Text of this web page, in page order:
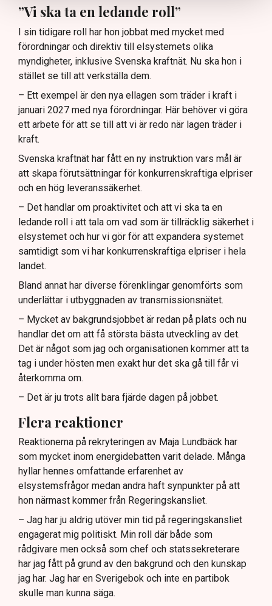
”Vi ska ta en ledande roll”
I sin tidigare roll har hon jobbat med mycket med
förordningar och direktiv till elsystemets olika
myndigheter, inklusive Svenska kraftnät. Nu ska hon i
stället se till att verkställa dem.
– Ett exempel är den nya ellagen som träder i kraft i
januari 2027 med nya förordningar. Här behöver vi göra
ett arbete för att se till att vi är redo när lagen träder i
kraft.
Svenska kraftnät har fått en ny instruktion vars mål är
att skapa förutsättningar för konkurrenskraftiga elpriser
och en hög leveranssäkerhet.
– Det handlar om proaktivitet och att vi ska ta en
ledande roll i att tala om vad som är tillräcklig säkerhet i
elsystemet och hur vi gör för att expandera systemet
samtidigt som vi har konkurrenskraftiga elpriser i hela
landet.
Bland annat har diverse förenklingar genomförts som
underlättar i utbyggnaden av transmissionsnätet.
– Mycket av bakgrundsjobbet är redan på plats och nu
handlar det om att få största bästa utveckling av det.
Det är något som jag och organisationen kommer att ta
tag i under hösten men exakt hur det ska gå till får vi
återkomma om.
– Det är ju trots allt bara fjärde dagen på jobbet.
Flera reaktioner
Reaktionerna på rekryteringen av Maja Lundbäck har
som mycket inom energidebatten varit delade. Många
hyllar hennes omfattande erfarenhet av
elsystemsfrågor medan andra haft synpunkter på att
hon närmast kommer från Regeringskansliet.
– Jag har ju aldrig utöver min tid på regeringskansliet
engagerat mig politiskt. Min roll där både som
rådgivare men också som chef och statssekreterare
har jag fått på grund av den bakgrund och den kunskap
jag har. Jag har en Sverigebok och inte en partibok
skulle man kunna säga.